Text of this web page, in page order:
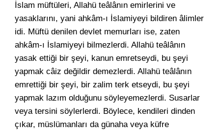
İslam müftüleri, Allahü teâlânın emirlerini ve
yasaklarını, yani ahkâm-ı İslamiyeyi bildiren âlimler
idi. Müftü denilen devlet memurları ise, zaten
ahkâm-ı İslamiyeyi bilmezlerdi. Allahü teâlânın
yasak ettiği bir şeyi, kanun emretseydi, bu şeyi
yapmak câiz değildir demezlerdi. Allahü teâlânın
emrettiği bir şeyi, bir zalim terk etseydi, bu şeyi
yapmak lazım olduğunu söyleyemezlerdi. Susarlar
veya tersini söylerlerdi. Böylece, kendileri dinden
çıkar, müslümanları da günaha veya küfre